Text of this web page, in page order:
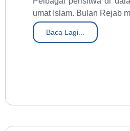
umat Islam. Bulan Rejab
Baca Lagi...